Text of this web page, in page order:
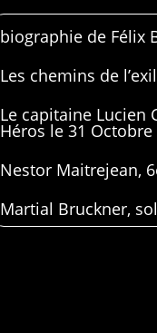
biographie de Félix
Les chemins de
Le capitaine Lucien
Héros le 31 Octobre
Nestor Maitrejean,
Martial Bruckner,